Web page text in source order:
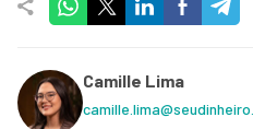
Camille Lima